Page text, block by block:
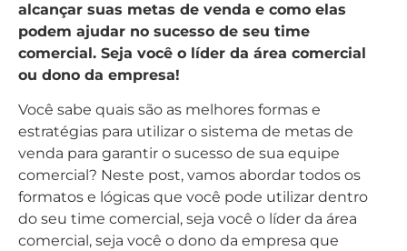
alcançar suas metas de venda e como elas
podem ajudar no sucesso de seu time
comercial. Seja você o líder da área comercial
ou dono da empresa!
Você sabe quais são as melhores formas e
estratégias para utilizar o sistema de metas de
venda para garantir o sucesso de sua equipe
comercial? Neste post, vamos abordar todos os
formatos e lógicas que você pode utilizar dentro
do seu time comercial, seja você o líder da área
comercial, seja você o dono da empresa que